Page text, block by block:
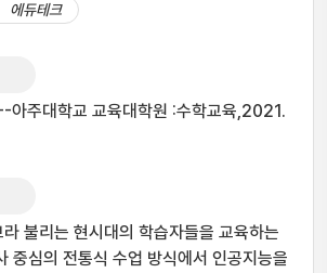
에듀테크
아주대학교 교육대학원 :수학교육,2021.
불리는 현시대의 학습자들을 교육하는
중심의 전통식 수업 방식에서 인공지능을